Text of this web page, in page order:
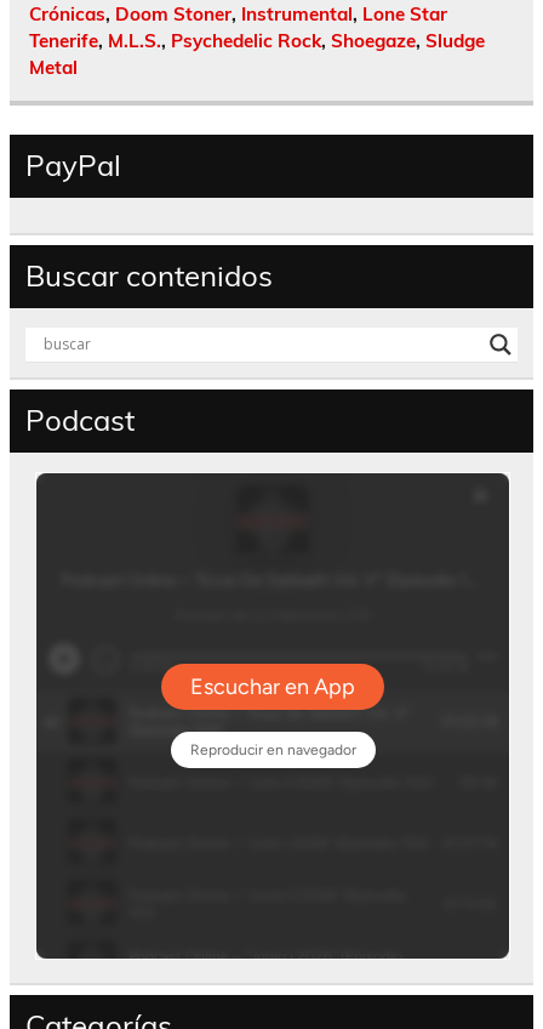
Crónicas, Doom Stoner, Instrumental, Lone Star
Tenerife, M.L.S., Psychedelic Rock, Shoegaze, Sludge
Metal
PayPal
Buscar contenidos
Podcast